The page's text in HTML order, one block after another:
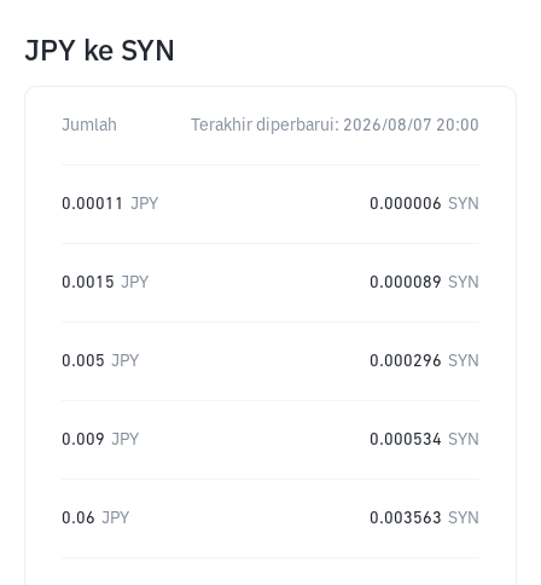
JPY ke SYN
Jumlah Terakhir diperbarui: 2026/08/07 20:00
0.00011 JPY 0.000006 SYN
0.0015 JPY 0.000089 SYN
0.005 JPY 0.000296 SYN
0.009 JPY 0.000534 SYN
0.06 JPY 0.003563 SYN